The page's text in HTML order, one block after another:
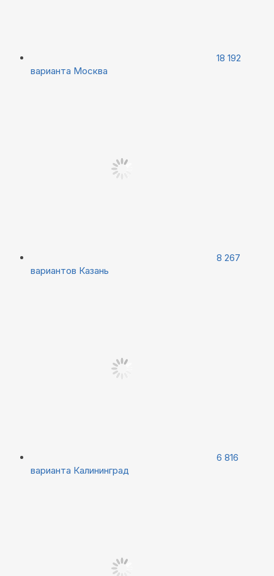
18 192
варианта Москва
8 267
вариантов Казань
6 816
варианта Калининград